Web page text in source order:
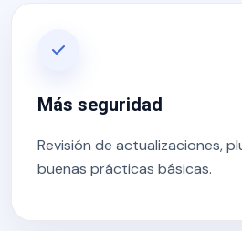
Más seguridad
Revisión de actualizaciones,
buenas prácticas básicas.